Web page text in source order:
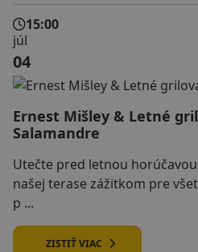
15:00
júl
04
Ernest Mišley & Letné
Salamandre
Utečte pred letnou
našej terase zážitkom pre
p ...
ZISTIŤ VIAC